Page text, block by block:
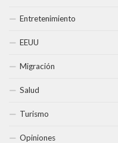
Entretenimiento
EEUU
Migración
Salud
Turismo
Opiniones